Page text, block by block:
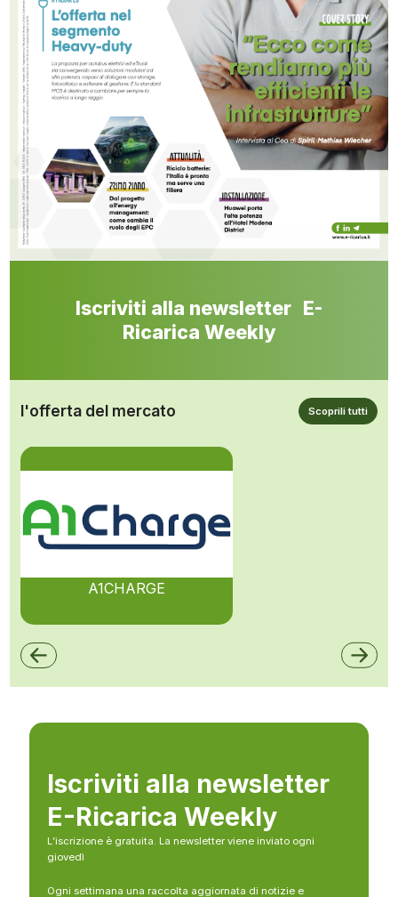
Iscriviti alla newsletter E-
Ricarica Weekly
l'offerta del mercato Scoprili tutti
A1CHARGE
Iscriviti alla newsletter
E-Ricarica Weekly
L’iscrizione è gratuita. La newsletter viene inviato ogni
giovedì
Ogni settimana una raccolta aggiornata di notizie e